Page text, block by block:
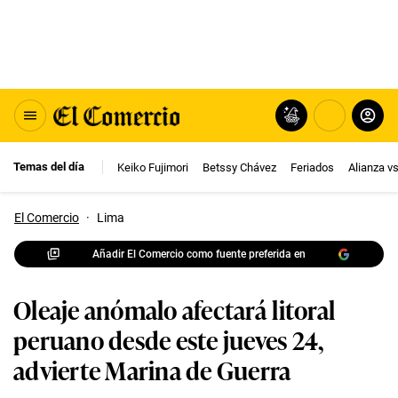
Temas del día Keiko Fujimori Betssy Chávez Feriados Alianza
El Comercio · Lima
Añadir El Comercio como fuente preferida en
Oleaje anómalo afectará litoral
peruano desde este jueves 24,
advierte Marina de Guerra